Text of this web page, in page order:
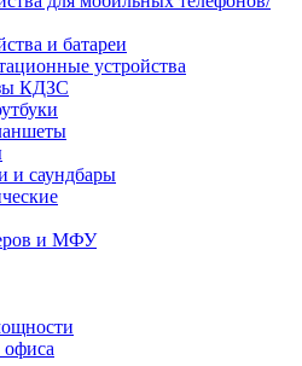
и батареи
устройства
КДЗС
и саундбары
и МФУ